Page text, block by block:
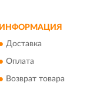
ИНФОРМАЦИЯ
Доставка
Оплата
Возврат товара